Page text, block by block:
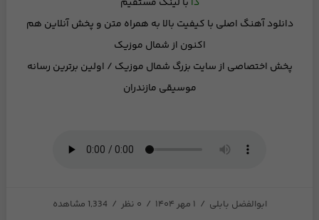
دانلود آهنگ اصلی با کیفیت بالا به همراه متن و پخش آنلاین هم
اکنون از شمال موزیک
پخش اختصاصی ازسایت بزرگ شمال موزیک / اولین برترین رسانه
موسیقی مازندران
ابوالفضل بابلی / ۱ مهر ۱۴۰۴ / ۰ نظر / 1,334 مشاهده